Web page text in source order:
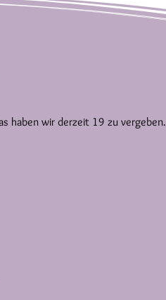
haben wir derzeit 19 zu vergeben.